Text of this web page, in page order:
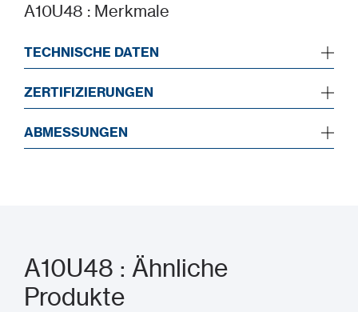
A10U48 : Merkmale
TECHNISCHE DATEN
ZERTIFIZIERUNGEN
ABMESSUNGEN
A10U48 : Ähnliche
Produkte